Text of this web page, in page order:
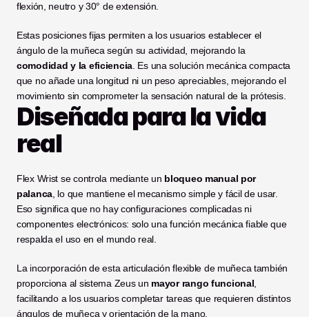
flexión, neutro y 30° de extensión.
Estas posiciones fijas permiten a los usuarios establecer el
comodidad y la eficiencia . Es una solución mecánica compacta
que no añade una longitud ni un peso apreciables, mejorando el
movimiento sin comprometer la sensación natural de la prótesis.
Diseñada para la vida
real
Flex Wrist se controla mediante un bloqueo manual por
palanca , lo que mantiene el mecanismo simple y fácil de usar.
Eso significa que no hay configuraciones complicadas ni
componentes electrónicos: solo una función mecánica fiable que
respalda el uso en el mundo real.
La incorporación de esta articulación flexible de muñeca también
proporciona al sistema Zeus un mayor rango funcional
facilitando a los usuarios completar tareas que requieren distintos
ángulos de muñeca y orientación de la mano.